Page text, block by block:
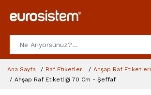
Ana Sayfa Raf Etiketleri
Ahşap Raf Etiketleri
Ahşap Raf Etiketliği 70 Cm - Şeffaf